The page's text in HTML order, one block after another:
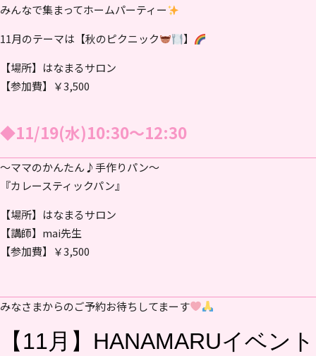
みんなで集まってホームパーティー
11月のテーマは【秋のピクニック
】
【場所】はなまるサロン
【参加費】￥3,500
◆11/19(水)10:30～12:30
～ママのかんたん♪手作りパン～
『カレースティックパン』
【場所】はなまるサロン
【講師】mai先生
【参加費】￥3,500
みなさまからのご予約お待ちしてまーす